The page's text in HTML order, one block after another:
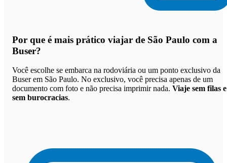
Por que é mais prático viajar de São Paulo com a
Buser?
Você escolhe se embarca na rodoviária ou um ponto exclusivo da
Buser em São Paulo. No exclusivo, você precisa apenas de um
documento com foto e não precisa imprimir nada. Viaje sem filas e
sem burocracias.